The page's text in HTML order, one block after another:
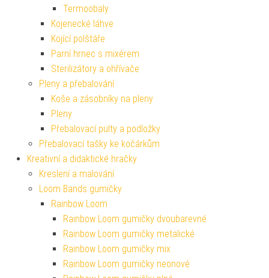
Termoobaly
Kojenecké láhve
Kojící polštáře
Parní hrnec s mixérem
Sterilizátory a ohřívače
Pleny a přebalování
Koše a zásobníky na pleny
Pleny
Přebalovací pulty a podložky
Přebalovací tašky ke kočárkům
Kreativní a didaktické hračky
Kreslení a malování
Loom Bands gumičky
Rainbow Loom
Rainbow Loom gumičky dvoubarevné
Rainbow Loom gumičky metalické
Rainbow Loom gumičky mix
Rainbow Loom gumičky neonové